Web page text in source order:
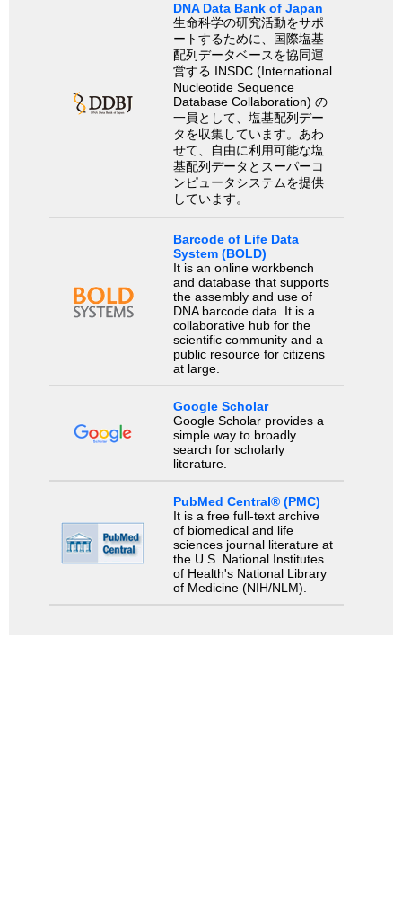
DNA Data Bank of Japan
生命科学の研究活動をサポ
ートするために、国際塩基
配列データベースを協同運
営する INSDC (International
Nucleotide Sequence
Database Collaboration) の
一員として、塩基配列デー
タを収集しています。あわ
せて、自由に利用可能な塩
基配列データとスーパーコ
ンピュータシステムを提供
しています。
Barcode of Life Data
System (BOLD)
It is an online workbench
and database that supports
the assembly and use of
DNA barcode data. It is a
collaborative hub for the
scientific community and a
public resource for citizens
at large.
Google Scholar
Google Scholar provides a
simple way to broadly
search for scholarly
literature.
PubMed Central® (PMC)
It is a free full-text archive
of biomedical and life
sciences journal literature at
the U.S. National Institutes
of Health's National Library
of Medicine (NIH/NLM).